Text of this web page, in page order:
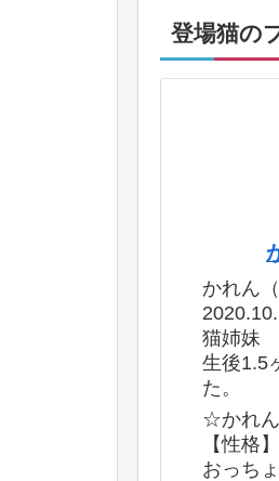
登場猫の
かれん
猫姉妹
生後1.5
た。
☆かれ
【性格
おっち